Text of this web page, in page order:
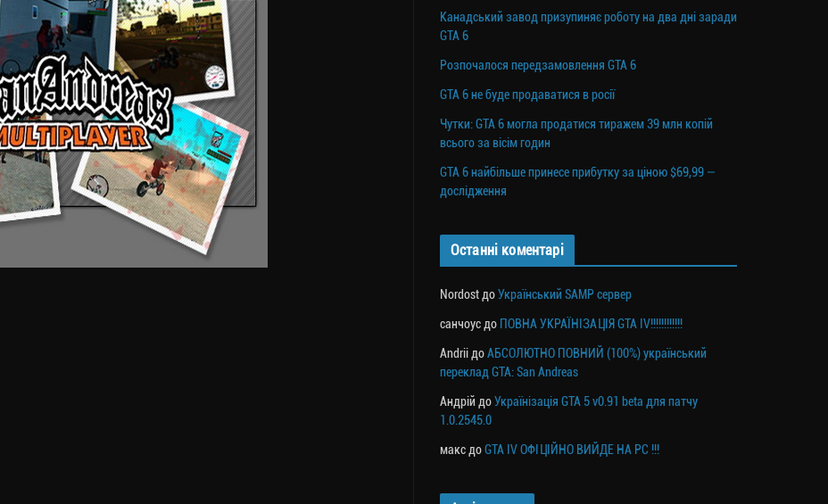
Канадський завод призупиняє роботу на два дні заради
GTA 6
Розпочалося передзамовлення GTA 6
GTA 6 не буде продаватися в росії
Чутки: GTA 6 могла продатися тиражем 39 млн копій
всього за вісім годин
GTA 6 найбільше принесе прибутку за ціною $69,99 —
дослідження
Останні коментарі
Nordost доУкраїнський SAMP сервер
санчоус до ПОВНА УКРАЇНІЗАЦІЯ GTA IV!!!!!!!!!!!!
Andrii доАБСОЛЮТНО ПОВНИЙ (100%) український
переклад GTA: San Andreas
Андрій доУкраїнізація GTA 5 v0.91 beta для патчу
1.0.2545.0
макс доGTA IV ОФІЦІЙНО ВИЙДЕ НА PC !!!